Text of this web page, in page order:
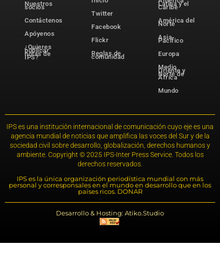
Nuestros
socios
Contáctenos
Apóyenos
¿Quieres
publicar
notas de
IPS?
Twitter
Facebook
Flickr
Reglas de
comunidad
Latina y el
Caribe
América del
Norte
Asia-
Pacífico
Europa
Medio
Oriente y
Norte de
África
Mundo
IPS es una institución internacional de comunicación cuyo eje es una
agencia mundial de noticias que amplifica las voces del Sur y de la
sociedad civil sobre desarrollo, globalización, derechos humanos y
ambiente. Copyright © 2025 IPS-Inter Press Service. Todos los
derechos reservados.
IPS es la única organización periodística mundial con más
personal y corresponsales en el mundo en desarrollo que en los
países ricos. DONAR
Desarrollo & Hosting: Atiko.Studio